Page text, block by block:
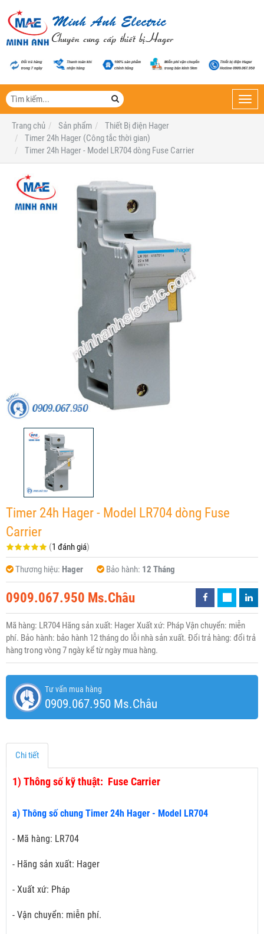
Trang chủ
Sản phẩm
Thiết Bị điện Hager
Timer 24h Hager (Công tắc thời gian)
Timer 24h Hager - Model LR704 dòng Fuse Carrier
Timer 24h Hager - Model LR704 dòng Fuse
Carrier
(1 đánh giá)
Thương hiệu: Hager Bảo hành: 12 Tháng
0909.067.950 Ms.Châu
Mã hàng: LR704 Hãng sản xuất: Hager Xuất xứ: Pháp Vận chuyển: miễn
phí. Bảo hành: bảo hành 12 tháng do lỗi nhà sản xuất. Đổi trả hàng: đổi trả
hàng trong vòng 7 ngày kể từ ngày mua hàng.
Tư vấn mua hàng
0909.067.950 Ms.Châu
Chi tiết
1) Thông số kỹ thuật: Fuse Carrier
a) Thông số chung Timer 24h Hager - Model LR704
- Mã hàng: LR704
- Hãng sản xuất: Hager
- Xuất xứ: Pháp
- Vận chuyển: miễn phí.